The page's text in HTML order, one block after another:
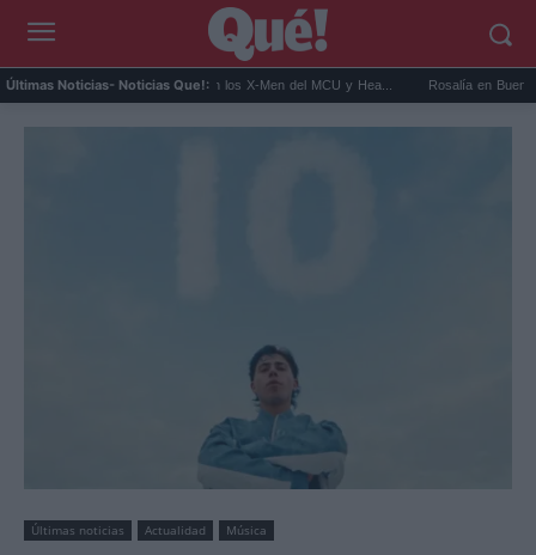
Últimas Noticias- Noticias Que!:
Kit Connor será Cíclope en los X-Men del MCU y Hea... Rosalía en Buenos
Últimas noticias Actualidad Música